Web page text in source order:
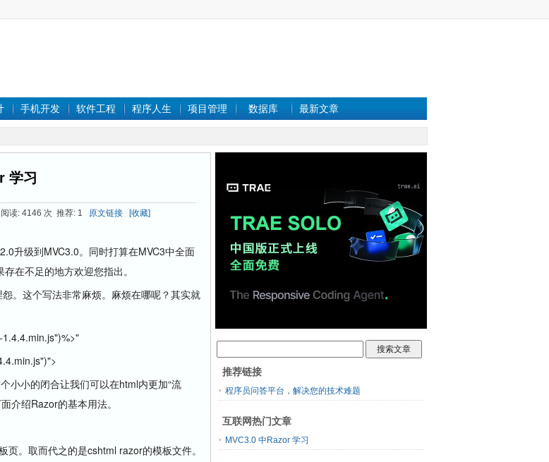
手机开发 软件工程 程序人生 项目管理 数据库 最新文章
学习
读: 4146 次 推荐: 1 原文链接 [收藏]
升级到MVC3.0。同时打算在MVC3中全面
在不足的地方欢迎您指出。
。这个写法非常麻烦。麻烦在哪呢？其实就
小的闭合让我们可以在html内更加“流
介绍Razor的基本用法。
。取而代之的是cshtml razor的模板文件。
推荐链接
程序员问答平台，解决您的技术难题
互联网热门文章
MVC3.0 中Razor 学习